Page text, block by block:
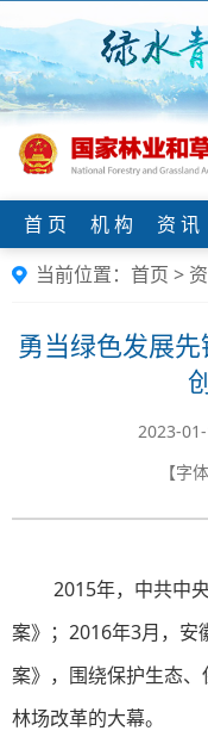
首 页 机 构 资 讯
当前位置： 首页 >
勇当绿色发展
2023-
【字体
2015年，中共中
案》；2016年3月，安
案》，围绕保护生态
林场改革的大幕。